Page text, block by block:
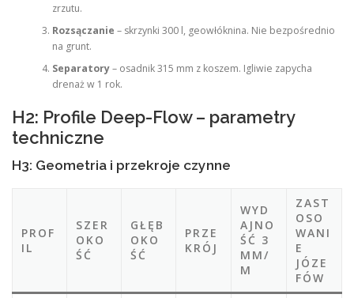
zrzutu.
Rozsączanie – skrzynki 300 l, geowłóknina. Nie bezpośrednio
na grunt.
Separatory– osadnik 315 mm z koszem. Igliwie zapycha
drenaż w 1 rok.
H2: Profile Deep-Flow – parametry
techniczne
H3: Geometria i przekroje czynne
PROF
IL
SZER
OKO
ŚĆ
GŁĘB
OKO
ŚĆ
PRZE
KRÓJ
WYD
AJNO
ŚĆ 3
MM/
M
ZAST
OSO
WANI
E
JÓZE
FÓW